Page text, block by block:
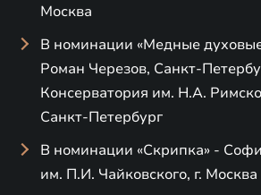
Москва
В номинации «Медные
Роман Черезов, Санкт-
Консерватория им. Н.А.
Санкт-Петербург
В номинации «Скрипка» -
им. П.И. Чайковского, г. Москва